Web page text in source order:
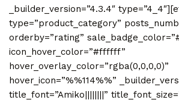
_builder_version=”4.3.4″
type=”product_category”
orderby=”rating”
icon_hover_color=”#ffffff”
hover_overlay_color=”rgba(0,0,0,0)”
hover_icon=”%%114%%”
title_font=”Amiko||||||||”